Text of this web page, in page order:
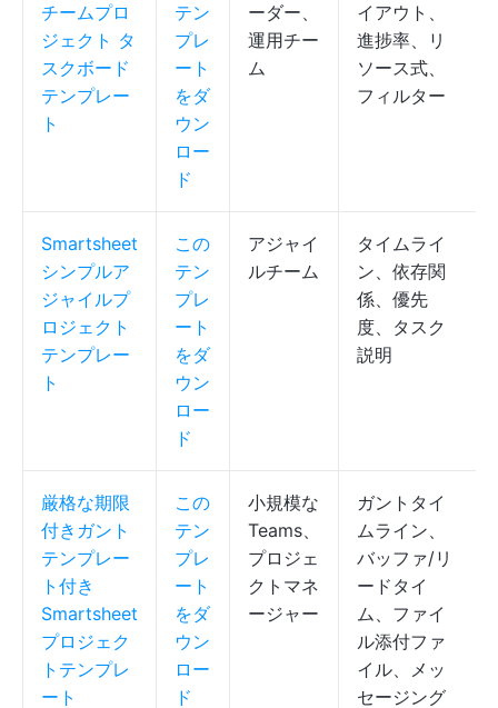
チームプロ
ジェクト タ
スクボード
テンプレー
ト
テン
プレ
ート
をダ
ウン
ロー
ド
ーダー、
運用チー
ム
イアウト、
進捗率、リ
ソース式、
フィルター
Smartsheet
シンプルア
ジャイルプ
ロジェクト
テンプレー
ト
この
テン
プレ
ート
をダ
ウン
ロー
ド
アジャイ
ルチーム
タイムライ
ン、依存関
係、優先
度、タスク
説明
厳格な期限
付きガント
テンプレー
ト付き
Smartsheet
プロジェク
トテンプレ
ート
この
テン
プレ
ート
をダ
ウン
ロー
ド
小規模な
Teams、
プロジェ
クトマネ
ージャー
ガントタイ
ムライン、
バッファ/リ
ードタイ
ム、ファイ
ル添付ファ
イル、メッ
セージング